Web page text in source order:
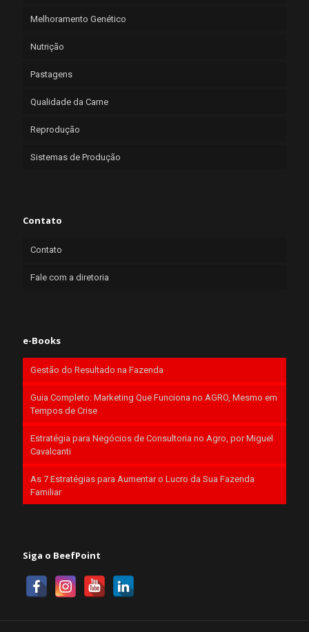
Melhoramento Genético
Nutrição
Pastagens
Qualidade da Carne
Reprodução
Sistemas de Produção
Contato
Contato
Fale com a diretoria
e-Books
Gestão do Resultado na Fazenda
Guia Completo: Marketing Que Funciona no AGRO, Mesmo em
Tempos de Crise
Estratégia para Negócios de Consultoria no Agro, por Miguel
Cavalcanti
As 7 Estratégias para Aumentar o Lucro da Sua Fazenda
Familiar
Siga o BeefPoint